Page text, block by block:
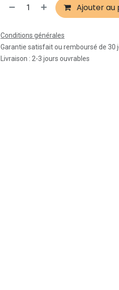
Ajouter au
Conditions générales
Garantie satisfait ou remboursé de 30
Livraison : 2-3 jours ouvrables